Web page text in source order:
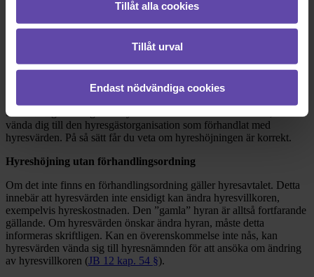
Tillåt alla cookies
Tillåt urval
Endast nödvändiga cookies
förhandlingsordning och en överenskommelse nåtts, ska
hyresvärden informera om detta (HFL 19 § st. 2).
Om det finns en hyresförhandlingsordning måste hyresvärden
förhandla om hyran med en hyresgästorganisation (t.ex.
Hyresgästföreningen). Överenskommelsen som träffas mellan
hyresvärden och hyresgästorganisationen blir då gällande. Utifrån
förhandlingsordning i ditt hyresavtal. Om det finns en sådan, kan du
vända dig till den hyresgästorganisation som förhandlat med
hyresvärden. På så sätt får du veta om hyreshöjningen är korrekt.
Hyreshöjning utan förhandlingsordning
Om det inte finns en förhandlingsordning gäller hyresavtalet. Detta
innebär att hyresvärden inte ensidigt kan ändra hyresvillkoren,
exempelvis hyreskostnaden. Den ”gamla” hyran är alltså fortfarande
gällande. Om hyresvärden önskar ändra hyran, måste detta
informeras skriftligen. Kan en överenskommelse inte nås, kan
hyresvärden vända sig till hyresnämnden för att ansöka om ändring
av hyresvillkoren (JB 12 kap. 54 §).